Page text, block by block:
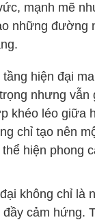
mạnh mẽ
những đường
hiện đại
nhưng vẫn
khéo léo giữa
chỉ tạo nên
hiện phong
không chỉ là
đầy cảm hứng.